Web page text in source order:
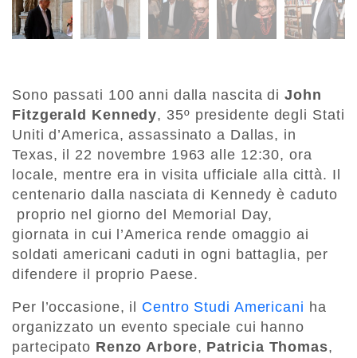
Sono passati 100 anni dalla nascita diJohn
Fitzgerald Kennedy, 35º presidente degli Stati
Uniti d’America, assassinato a Dallas, in
Texas, il 22 novembre 1963 alle 12:30, ora
locale, mentre era in visita ufficiale alla città. Il
centenario dalla nasciata di Kennedy è caduto
proprio nel giorno del Memorial Day,
giornata in cui l’America rende omaggio ai
soldati americani caduti in ogni battaglia, per
difendere il proprio Paese.
Per l’occasione, il Centro Studi Americani ha
organizzato un evento speciale cui hanno
partecipato Renzo Arbore, Patricia Thomas,